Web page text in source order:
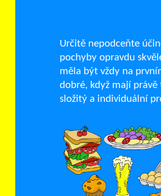
Určitě nepodceňte
pochyby opravdu
měla být vždy na
dobré, když mají
složitý a individuální